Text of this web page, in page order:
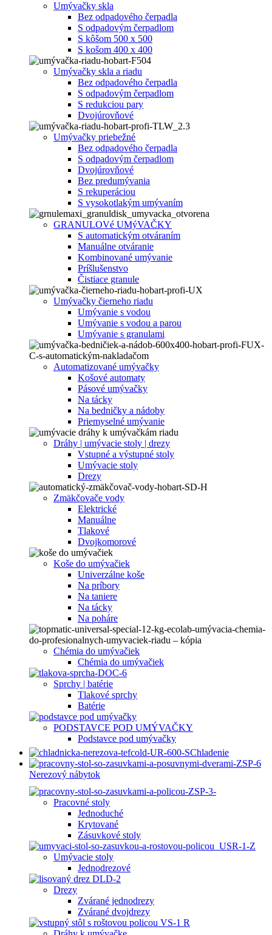
Umývačky skla
Bez odpadového čerpadla
S odpadovým čerpadlom
S kôšom 500 x 500
S košom 400 x 400
Umývačky skla a riadu
Bez odpadového čerpadla
S odpadovým čerpadlom
S redukciou pary
Dvojúrovňové
Umývačky priebežné
Bez odpadového čerpadla
S odpadovým čerpadlom
Dvojúrovňové
Bez predumývania
S rekuperáciou
S vysokotlakým umývaním
GRANULOVé UMýVAČKY
S automatickým otváraním
Manuálne otváranie
Kombinované umývanie
Príšlušenstvo
Čistiace granule
Umývačky čierneho riadu
Umývanie s vodou
Umývanie s vodou a parou
Umývanie s granulami
Automatizované umývačky
Košové automaty
Pásové umývačky
Na tácky
Na bedničky a nádoby
Priemyselné umývanie
Dráhy | umývacie stoly | drezy
Vstupné a výstupné stoly
Umývacie stoly
Drezy
Zmäkčovače vody
Elektrické
Manuálne
Tlakové
Dvojkomorové
Koše do umývačiek
Univerzálne koše
Na príbory
Na taniere
Na tácky
Na poháre
Chémia do umývačiek
Chémia do umývačiek
Sprchy | batérie
Tlakové sprchy
Batérie
PODSTAVCE POD UMÝVAČKY
Podstavce pod umývačky
Chladenie
Nerezový nábytok
Pracovné stoly
Jednoduché
Krytované
Zásuvkové stoly
Umývacie stoly
Jednodrezové
Drezy
Zvárané jednodrezy
Zvárané dvojdrezy